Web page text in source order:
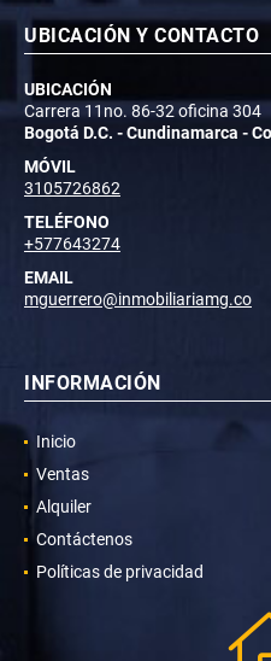
UBICACIÓN Y CONTACTO
UBICACIÓN
Carrera 11no. 86-32 oficina 304
Bogotá D.C. - Cundinamarca -
MÓVIL
3105726862
TELÉFONO
+577643274
EMAIL
mguerrero@inmobiliariamg.co
INFORMACIÓN
Inicio
Ventas
Alquiler
Contáctenos
Políticas de privacidad